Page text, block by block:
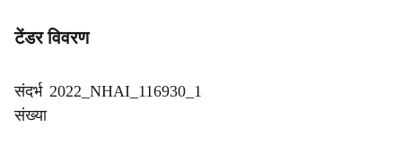
टेंडर विवरण
संदर्भ
संख्या
2022_NHAI_116930_1